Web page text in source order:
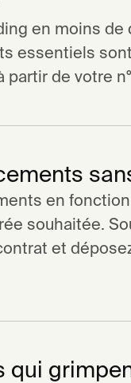
en moins de
essentiels sont
de votre n°
en
souhaitée.
et
qui